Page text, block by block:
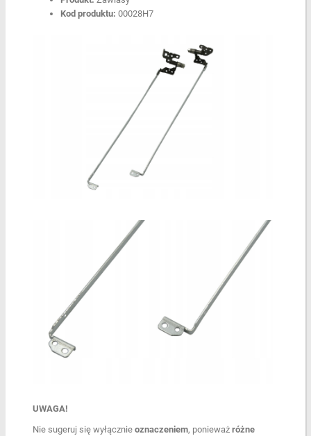
Kod produktu: 00028H7
UWAGA!
Nie sugeruj się wyłącznie oznaczeniem, ponieważ różne